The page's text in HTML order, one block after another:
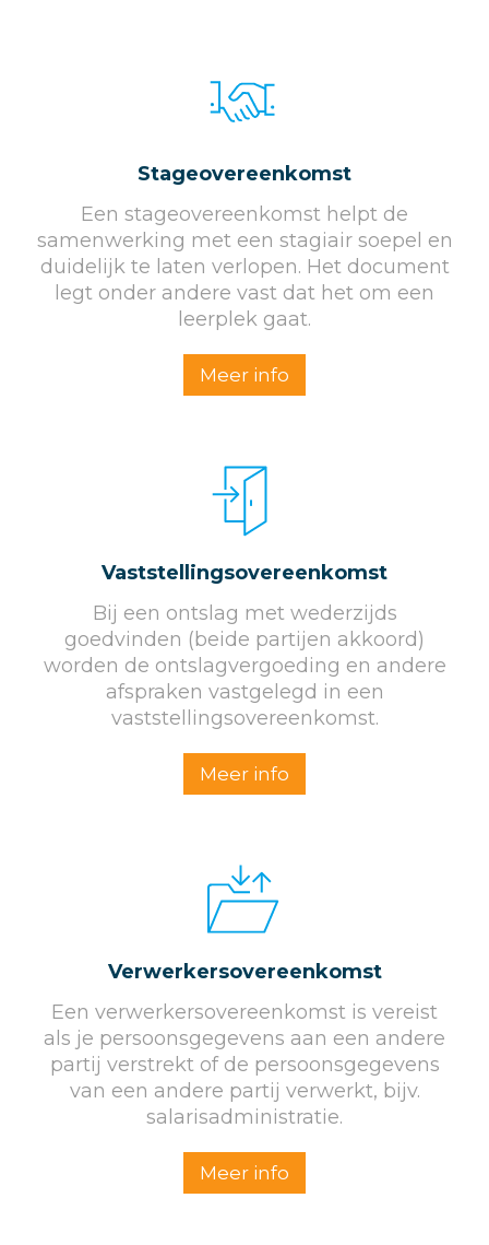
Stageovereenkomst
Een stageovereenkomst helpt de
samenwerking met een stagiair soepel en
duidelijk te laten verlopen. Het document
legt onder andere vast dat het om een
leerplek gaat.
Meer info
Vaststellings­overeenkomst
Bij een ontslag met wederzijds
goedvinden (beide partijen akkoord)
worden de ontslagvergoeding en andere
afspraken vastgelegd in een
vaststellingsovereenkomst.
Meer info
Verwerkersovereenkomst
Een verwerkersovereenkomst is vereist
als je persoonsgegevens aan een andere
partij verstrekt of de persoonsgegevens
van een andere partij verwerkt, bijv.
salarisadministratie.
Meer info